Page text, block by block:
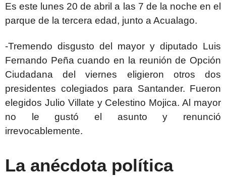
Es este lunes 20 de abril a las 7 de la noche en el
parque de la tercera edad, junto a Acualago.
-Tremendo disgusto del mayor y diputado Luis
Fernando Peña cuando en la reunión de Opción
Ciudadana del viernes eligieron otros dos
presidentes colegiados para Santander. Fueron
elegidos Julio Villate y Celestino Mojica. Al mayor
no le gustó el asunto y renunció
irrevocablemente.
La anécdota política